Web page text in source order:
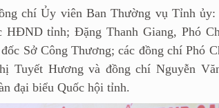
chí Ủy viên Ban Thường vụ Tỉnh ủy:
HĐND tỉnh; Đặng Thanh Giang, Phó
Sở Công Thương; các đồng chí Phó
Tuyết Hương và đồng chí Nguyễn
đại biểu Quốc hội tỉnh.